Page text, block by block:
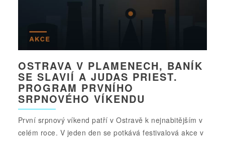
OSTRAVA V PLAMENECH, BANÍK
SE SLAVIÍ A JUDAS PRIEST.
PROGRAM PRVNÍHO
SRPNOVÉHO VÍKENDU
První srpnový víkend patří v Ostravě k nejnabitějším v
celém roce. V jeden den se potkává festivalová akce v